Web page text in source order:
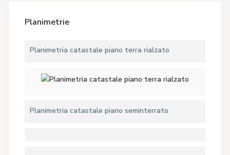
Planimetrie
Planimetria catastale piano terra rialzato
Planimetria catastale piano seminterrato